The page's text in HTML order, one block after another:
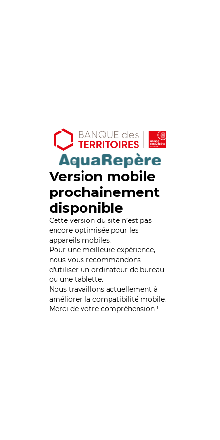
Version mobile
prochainement
disponible
Cette version du site n’est pas
encore optimisée pour les
appareils mobiles.
Pour une meilleure expérience,
nous vous recommandons
d'utiliser un ordinateur de bureau
ou une tablette.
Nous travaillons actuellement à
améliorer la compatibilité mobile.
Merci de votre compréhension !